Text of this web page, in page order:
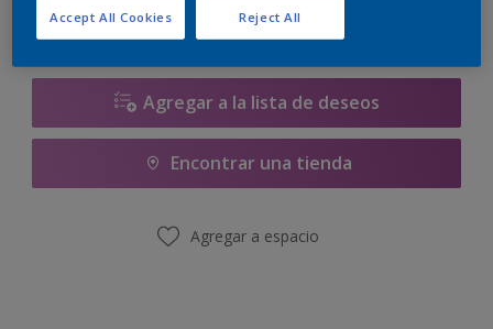
Calcular
Agregar a la lista de deseos
Encontrar una tienda
Agregar a espacio
Reject All
Accept All Cookies